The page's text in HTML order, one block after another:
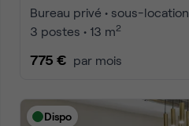
Bureau privé • sous-location
3 postes • 13 m2
775 € par mois
Dispo